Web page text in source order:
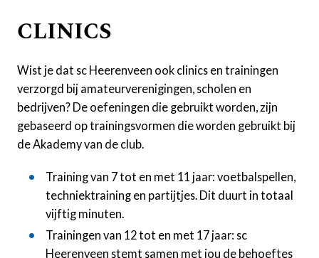
CLINICS
Wist je dat sc Heerenveen ook clinics en trainingen
verzorgd bij amateurverenigingen, scholen en
bedrijven? De oefeningen die gebruikt worden, zijn
gebaseerd op trainingsvormen die worden gebruikt bij
de Akademy van de club.
Training van 7 tot en met 11 jaar: voetbalspellen,
techniektraining en partijtjes. Dit duurt in totaal
vijftig minuten.
Trainingen van 12 tot en met 17 jaar: sc
Heerenveen stemt samen met jou de behoeftes